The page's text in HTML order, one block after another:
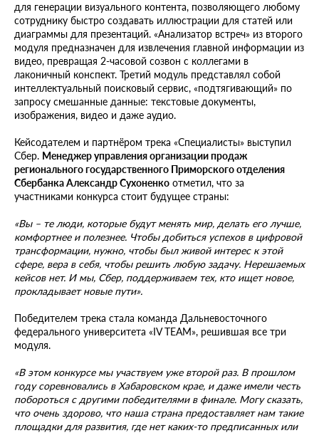
для генерации визуального контента, позволяющего любому
сотруднику быстро создавать иллюстрации для статей или
диаграммы для презентаций. «Анализатор встреч» из второго
модуля предназначен для извлечения главной информации из
видео, превращая 2-часовой созвон с коллегами в
лаконичный конспект. Третий модуль представлял собой
интеллектуальный поисковый сервис, «подтягивающий» по
запросу смешанные данные: текстовые документы,
изображения, видео и даже аудио.
Кейсодателем и партнёром трека «Специалисты» выступил
Сбер. Менеджер управления организации продаж
регионального государственного Приморского отделения
Сбербанка Александр Сухоненко отметил, что за
участниками конкурса стоит будущее страны:
«Вы – те люди, которые будут менять мир, делать его лучше,
комфортнее и полезнее. Чтобы добиться успехов в цифровой
трансформации, нужно, чтобы был живой интерес к этой
сфере, вера в себя, чтобы решить любую задачу. Нерешаемых
кейсов нет. И мы, Сбер, поддерживаем тех, кто ищет новое,
прокладывает новые пути».
Победителем трека стала команда Дальневосточного
федерального университета «IV TEAM», решившая все три
модуля.
«В этом конкурсе мы участвуем уже второй раз. В прошлом
году соревновались в Хабаровском крае, и даже имели честь
побороться с другими победителями в финале. Могу сказать,
что очень здорово, что наша страна предоставляет нам такие
площадки для развития, где нет каких-то предписанных или